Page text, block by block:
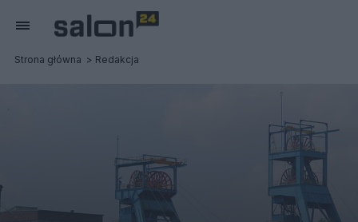
Strona główna Redakcja